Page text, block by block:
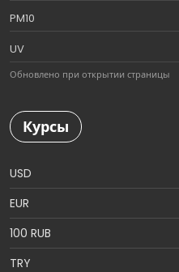
PM10
UV
Обновлено при открытии страницы
Курсы
USD
EUR
100 RUB
TRY